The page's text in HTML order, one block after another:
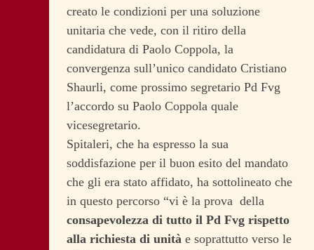
creato le condizioni per una soluzione
unitaria che vede, con il ritiro della
candidatura di Paolo Coppola, la
convergenza sull’unico candidato Cristiano
Shaurli, come prossimo segretario Pd Fvg
l’accordo su Paolo Coppola quale
vicesegretario.
Spitaleri, che ha espresso la sua
soddisfazione per il buon esito del mandato
che gli era stato affidato, ha sottolineato che
in questo percorso “vi è la prova della
consapevolezza di tutto il Pd Fvg rispetto
alla richiesta di unità e soprattutto verso le